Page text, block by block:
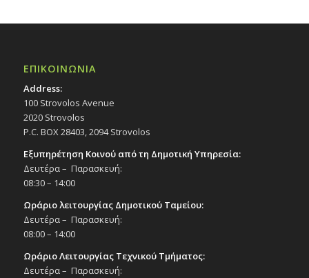
ΕΠΙΚΟΙΝΩΝΙΑ
Address:
100 Strovolos Avenue
2020 Strovolos
P.C. BOX 28403, 2094 Strovolos
Εξυπηρέτηση Κοινού από τη Δημοτική Υπηρεσία:
Δευτέρα – Παρασκευή:
08:30 – 14:00
Ωράριο λειτουργίας Δημοτικού Ταμείου:
Δευτέρα – Παρασκευή:
08:00 – 14:00
Ωράριο Λειτουργίας Τεχνικού Τμήματος:
Δευτέρα – Παρασκευή: